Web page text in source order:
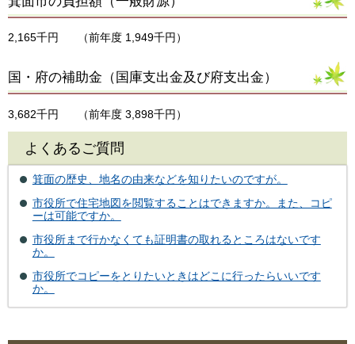
2,165千円 （前年度 1,949千円）
国・府の補助金（国庫支出金及び府支出金）
3,682千円 （前年度 3,898千円）
よくあるご質問
箕面の歴史、地名の由来などを知りたいのですが。
市役所で住宅地図を閲覧することはできますか。また、コピ
ーは可能ですか。
市役所まで行かなくても証明書の取れるところはないです
か。
市役所でコピーをとりたいときはどこに行ったらいいです
か。